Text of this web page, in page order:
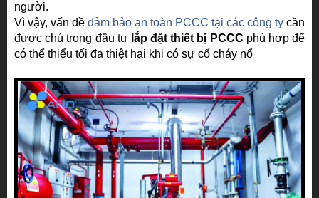
người.
Vì vậy, vấn đề đảm bảo an toàn PCCC tại các công ty cần
được chú trọng đầu tư lắp đặt thiết bị PCCC phù hợp để
có thể thiểu tối đa thiệt hại khi có sự cố cháy nổ